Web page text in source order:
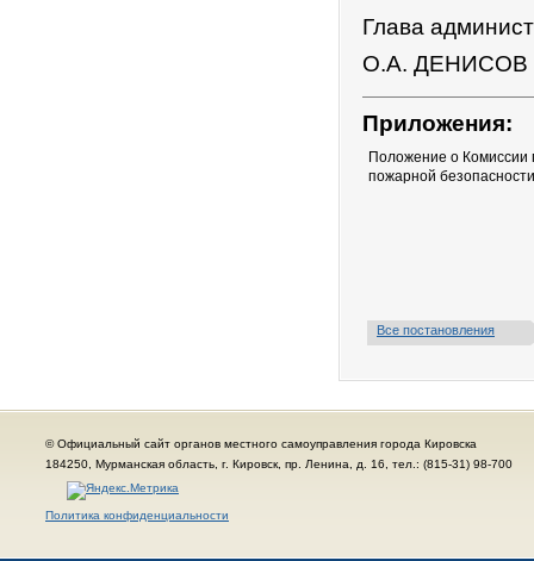
Глава
О.А. ДЕНИСОВ
Приложения:
Положение о Комиссии
пожарной
Все постановления
© Официальный сайт органов местного самоуправления города Кировска
184250, Мурманская область, г. Кировск, пр. Ленина, д. 16, тел.: (815-31) 98-700
Политика конфиденциальности